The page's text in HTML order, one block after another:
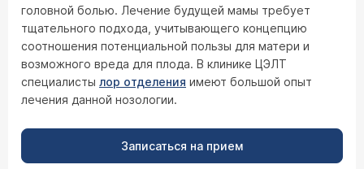
головной болью. Лечение будущей мамы требует
тщательного подхода, учитывающего концепцию
соотношения потенциальной пользы для матери и
возможного вреда для плода. В клинике ЦЭЛТ
специалисты лор отделения имеют большой опыт
лечения данной нозологии.
Записаться на прием